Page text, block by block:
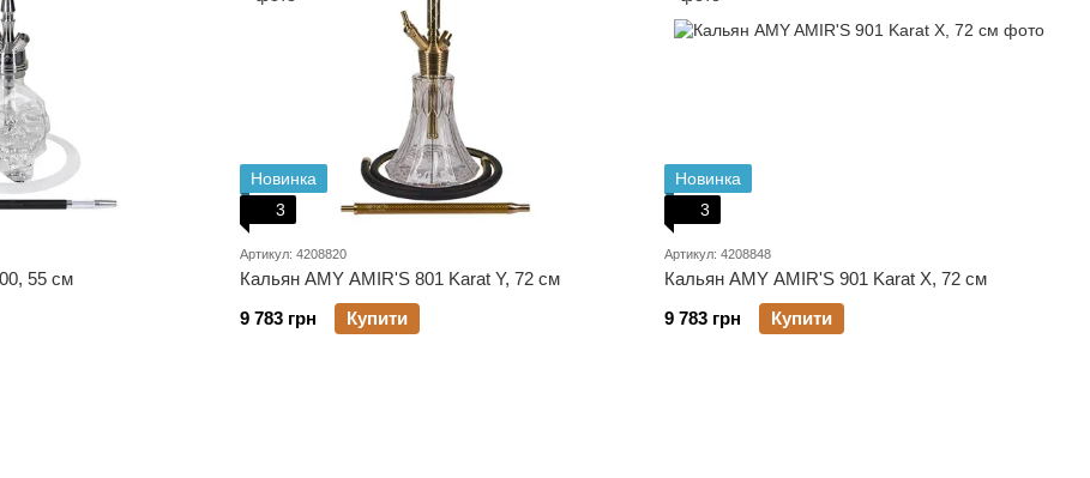
55 см
Новинка
3
Артикул: 4208820
Кальян AMY AMIR'S 801 Karat Y, 72 см
9 783 грн
Купити
Новинка
3
Артикул: 4208848
Кальян AMY AMIR'S 901 Karat X, 72 см
9 783 грн
Купити